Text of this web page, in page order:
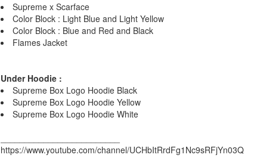
Supreme x Scarface
Color Block : Light Blue and Light Yellow
Color Block : Blue and Red and Black
Flames Jacket
Under Hoodie :
Supreme Box Logo Hoodie Black
Supreme Box Logo Hoodie Yellow
Supreme Box Logo Hoodie White
https://www.youtube.com/channel/UCHbItRrdFg1Nc9sRFjYn03Q